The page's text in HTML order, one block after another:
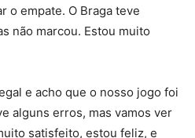
o empate. O Braga teve
não marcou. Estou muito
e acho que o nosso jogo foi
alguns erros, mas vamos ver
satisfeito, estou feliz, e